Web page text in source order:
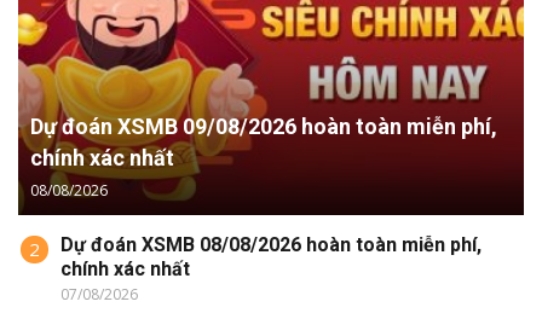
Dự đoán XSMB 09/08/2026 hoàn toàn miễn phí,
chính xác nhất
08/08/2026
2
Dự đoán XSMB 08/08/2026 hoàn toàn miễn phí,
chính xác nhất
07/08/2026